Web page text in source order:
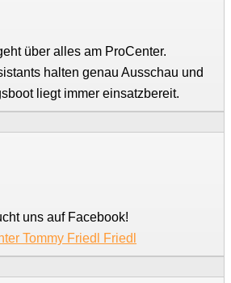
über alles am ProCenter.
halten genau Ausschau und
liegt immer einsatzbereit.
uns auf Facebook!
Tommy Friedl Friedl